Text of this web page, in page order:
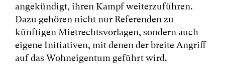
angekündigt, ihren Kampf weiterzuführen.
Dazu gehören nicht nur Referenden zu
künftigen Mietrechtsvorlagen, sondern auch
eigene Initiativen, mit denen der breite Angriff
auf das Wohneigentum geführt wird.